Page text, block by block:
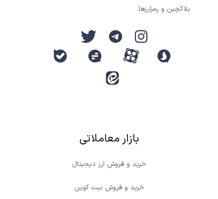
بلاکچین و رمزارزها.
بازار معاملاتی
خرید و فروش ارز دیجیتال
خرید و فروش بیت کوین